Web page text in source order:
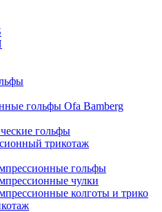
гольфы Ofa Bamberg
гольфы
трикотаж
гольфы
чулки
колготы и трико